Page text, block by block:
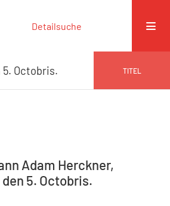
Detailsuche
5. Octobris. TITEL
Adam Herckner,
5. Octobris.